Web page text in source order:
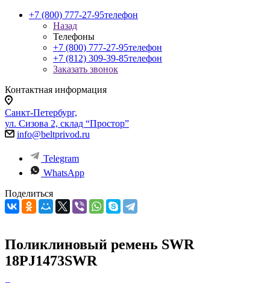
+7 (800) 777-27-95телефон
Назад
Телефоны
+7 (800) 777-27-95телефон
+7 (812) 309-39-85телефон
Заказать звонок
Контактная информация
Санкт-Петербург,
ул. Сизова 2, склад “Простор”
info@beltprivod.ru
Telegram
WhatsApp
Поделиться
Поликлиновый ремень SWR
18PJ1473SWR